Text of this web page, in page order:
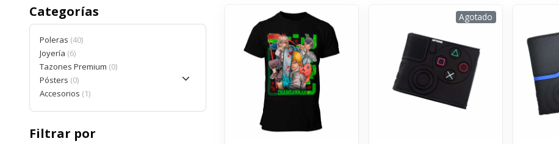
Categorías
Poleras 40
Joyería 6
Tazones Premium 0
Pósters 0
Accesorios 1
Filtrar por
Agotado